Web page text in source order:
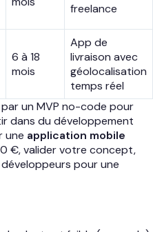
freelance
6 à 18
mois
App de
livraison avec
géolocalisation
temps réel
un MVP no-code pour
dans du développement
une application mobile
€, valider votre concept,
pour une